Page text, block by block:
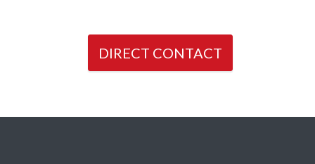
DIRECT CONTACT